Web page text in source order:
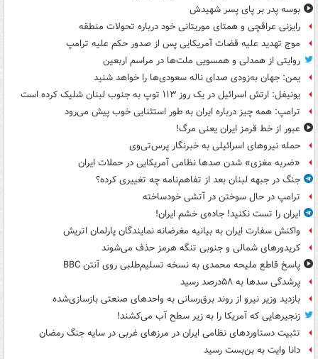
بوسه‌ پدر بر پای پسر شهیدش
رایزنی عراقچی و همتای موریتانی خود درباره تحولات منطقه
موج تهدید علیه قضات آمریکایی پس از صدور حکم علیه ترامپ
روایتی از همدلی و همسویی ملت‌ها در مراسم اربعین
یمن: جهان به‌زودی صدای ناله سعودی‌ها را خواهد شنید
یونیفل: ارتش اسرائیل در یک روز ۱۱۳ توپ به جنوب لبنان شلیک کرده است
ترامپ: همه چیز درباره ایران به طور استثنایی خوب پیش می‌رود
عبور از خط قرمز ایران یعنی مرگ!
حمله نیروهای اسرائیلی به خبرنگار پرس‌تی‌وی
«ضربه مغزی» شدن صدها نظامی آمریکایی در حملات ایران
جنگ در جبهه لبنان بعد از تفاهم‌نامه چه تغییری کرده؟
ترامپ در حال سوختن در آتشی خودساخته
ایران را تست نکنید! جاده‌ی خشم ایران!
واکنش سفارت ایران به بیانیه مغرضانه نمایندگان پارلمان اتریش
کریدورهای شمالی و جنوبی تنگه هرمز حذف می‌شوند
پاسخ قاطع ملیحه محمدی به نسخه تسلیم‌طلبی روی آنتن BBC
پرشدگی سدها به ۵۸درصد رسید
بازدید وزیر نیرو از روند برق‌رسانی به واحدهای صنعتی بازسازی‌شده
زنجیرهایی که آمریکا را به زیر سطح آب می‌کشند!
تثبیت دستاوردهای نظامی ایران در مرزهای غربی در سایه جنگ رمضان
دانا وایت به بن‌بست رسید